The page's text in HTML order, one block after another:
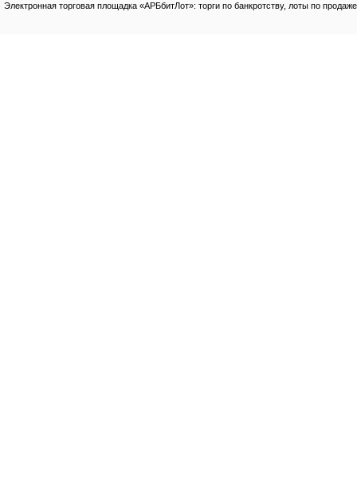
Электронная торговая площадка «АРБбитЛот»: торги по банкротству, лоты по